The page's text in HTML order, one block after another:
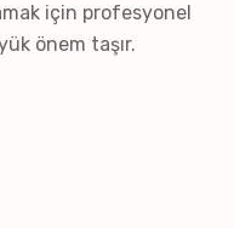
için profesyonel
önem taşır.